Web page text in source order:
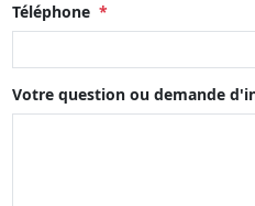
Téléphone *
Votre question ou demande